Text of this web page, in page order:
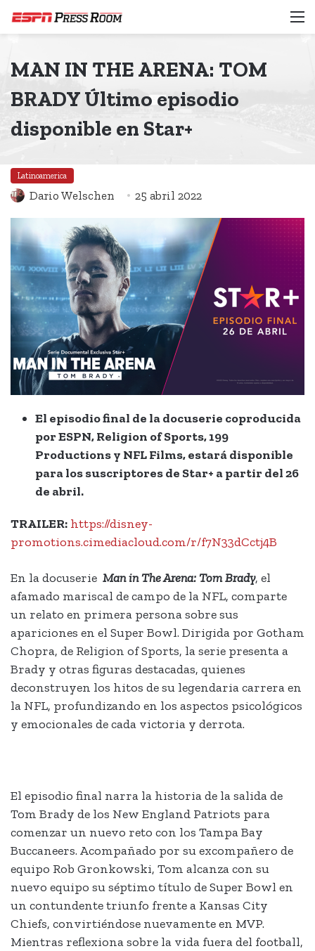
MAN IN THE ARENA: TOM
BRADY Último episodio
disponible en Star+
Latinoamerica
Dario Welschen 25 abril 2022
El episodio final de la docuserie coproducida
por ESPN, Religion of Sports, 199
Productions y NFL Films, estará disponible
para los suscriptores de Star+ a partir del 26
de abril.
TRAILER: https://disney-
promotions.cimediacloud.com/r/f7N33dCctj4B
En la docuserie Man in The Arena: Tom Brady, el
afamado mariscal de campo de la NFL, comparte
un relato en primera persona sobre sus
apariciones en el Super Bowl. Dirigida por Gotham
Chopra, de Religion of Sports, la serie presenta a
Brady y otras figuras destacadas, quienes
deconstruyen los hitos de su legendaria carrera en
la NFL, profundizando en los aspectos psicológicos
y emocionales de cada victoria y derrota.
El episodio final narra la historia de la salida de
Tom Brady de los New England Patriots para
comenzar un nuevo reto con los Tampa Bay
Buccaneers. Acompañado por su excompañero de
equipo Rob Gronkowski, Tom alcanza con su
nuevo equipo su séptimo título de Super Bowl en
un contundente triunfo frente a Kansas City
Chiefs, convirtiéndose nuevamente en MVP.
Mientras reflexiona sobre la vida fuera del football,